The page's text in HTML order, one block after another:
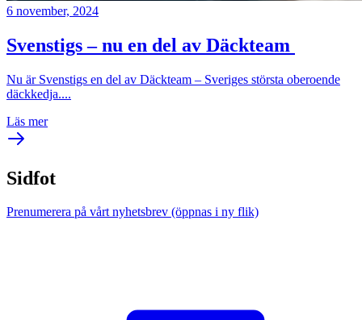
6 november, 2024
Svenstigs – nu en del av Däckteam
Nu är Svenstigs en del av Däckteam – Sveriges största oberoende
däckkedja....
Läs mer
Sidfot
Prenumerera på vårt nyhetsbrev (öppnas i ny flik)